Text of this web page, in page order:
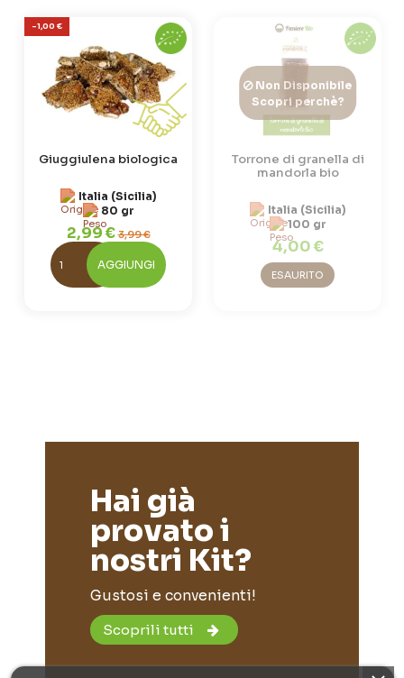
-1,00 €
Giuggiulena biologica
Italia (Sicilia)
80 gr
2,99 €3,99 €
AGGIUNGI
Non Disponibile
Scopri perchè?
Torrone di granella di
mandorla bio
Italia (Sicilia)
100 gr
4,00 €
ESAURITO
Hai già
provato i
nostri Kit?
Gustosi e convenienti!
Scoprili tutti